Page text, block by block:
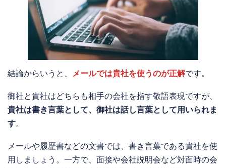
結論からいうと、 メールでは貴社を使うのが正解です。
御社と貴社はどちらも相手の会社を指す敬語表現ですが、
貴社は書き言葉として、御社は話し言葉として用いられま
す。
メールや履歴書などの文書では、書き言葉である貴社を使
用しましょう。一方で、面接や会社説明会など対面時の会